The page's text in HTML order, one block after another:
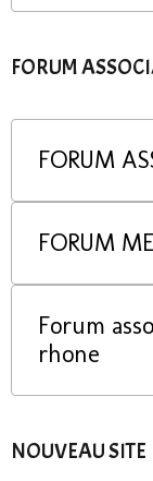
FORUM
FORUM
FORUM
Forum
rhone
NOUVEAU SITE